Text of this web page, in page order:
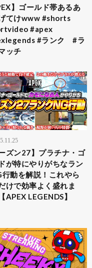
】ゴールド帯あるあ
てけwww #shorts
#apex
#ランク #ラ
ッチ
ーズン27】プラチナ・ゴ
が特にやりがちなラン
行動を解説！これやら
けで効率よく盛れま
APEX LEGENDS】